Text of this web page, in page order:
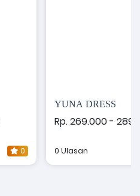
0
YUNA DRESS
Rp. 269.000 -
0 Ulasan